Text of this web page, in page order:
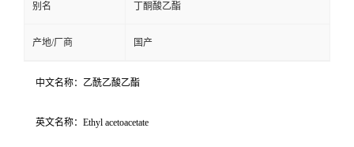
别名 丁酮酸乙酯
产地/厂商 国产
中文名称：乙酰乙酸乙酯
英文名称：Ethyl acetoacetate